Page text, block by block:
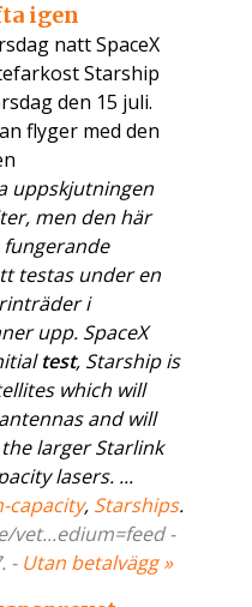
igen
natt SpaceX
Starship
den 15 juli.
flyger med den
uppskjutningen
men den här
testas under en
i
upp. SpaceX
test, Starship is
which will
and will
larger Starlink
lasers. ...
capacity, Starships.
vet...edium=feed -
- Utan betalvägg »